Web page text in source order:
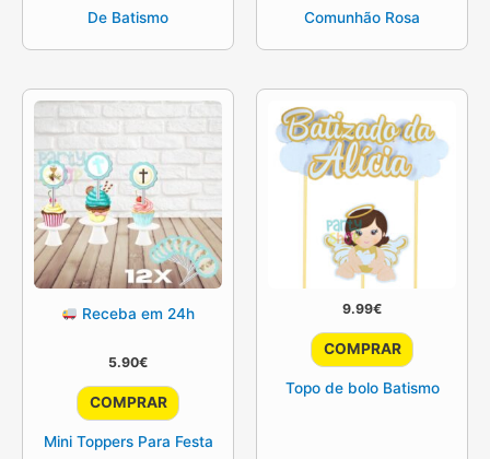
De Batismo
Comunhão Rosa
Receba em 24h
5.90€
COMPRAR
Mini Toppers Para Festa
9.99€
COMPRAR
Topo de bolo Batismo